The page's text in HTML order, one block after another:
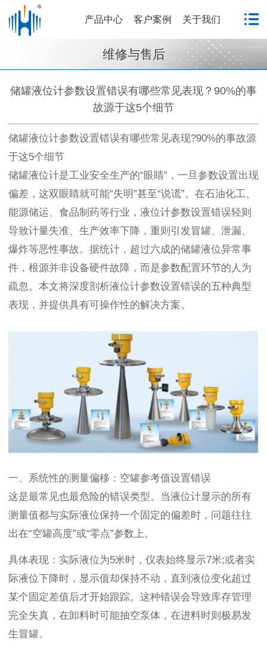
产品中心 客户案例 关于我们
维修与售后
储罐液位计参数设置错误有哪些常见表现？90%的事
故源于这5个细节
储罐液位计参数设置错误有哪些常见表现?90%的事故源
于这5个细节
储罐液位计是工业安全生产的“眼睛”，一旦参数设置出现
偏差，这双眼睛就可能“失明”甚至“说谎”。在石油化工、
能源储运、食品制药等行业，液位计参数设置错误轻则
导致计量失准、生产效率下降，重则引发冒罐、泄漏、
爆炸等恶性事故。据统计，超过六成的储罐液位异常事
件，根源并非设备硬件故障，而是参数配置环节的人为
疏忽。本文将深度剖析液位计参数设置错误的五种典型
表现，并提供具有可操作性的解决方案。
一、系统性的测量偏移：空罐参考值设置错误
这是最常见也最危险的错误类型。当液位计显示的所有
测量值都与实际液位保持一个固定的偏差时，问题往往
出在“空罐高度”或“零点”参数上。
具体表现：实际液位为5米时，仪表始终显示7米;或者实
际液位下降时，显示值却保持不动，直到液位变化超过
某个固定差值后才开始跟踪。这种错误会导致库存管理
完全失真，在卸料时可能抽空泵体，在进料时则极易发
生冒罐。